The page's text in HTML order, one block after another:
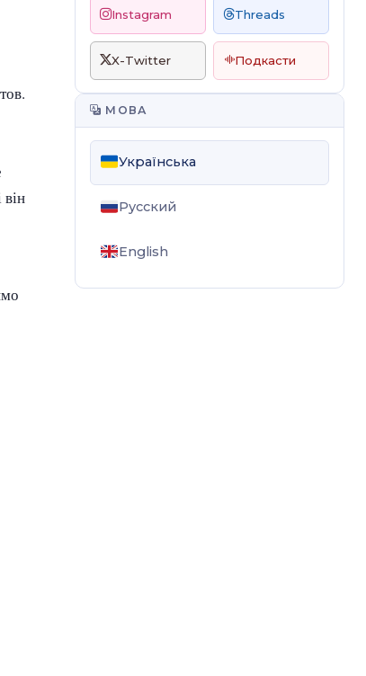
Instagram Threads
X-Twitter Подкасти
МОВА
Українська
Русский
English